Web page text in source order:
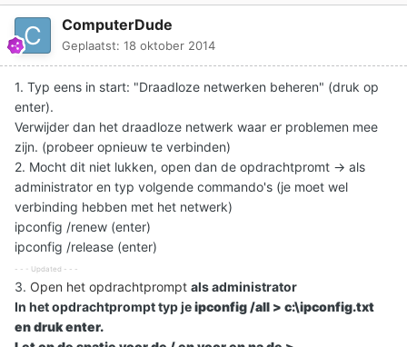
ComputerDude
Geplaatst: 18 oktober 2014
1. Typ eens in start: "Draadloze netwerken beheren" (druk op
enter).
Verwijder dan het draadloze netwerk waar er problemen mee
zijn. (probeer opnieuw te verbinden)
2. Mocht dit niet lukken, open dan de opdrachtpromt -> als
administrator en typ volgende commando's (je moet wel
verbinding hebben met het netwerk)
ipconfig /renew (enter)
ipconfig /release (enter)
- - - Updated - - -
3. Open het opdrachtprompt als administrator
In het opdrachtprompt typ jeipconfig /all > c:\ipconfig.txt
en druk enter.